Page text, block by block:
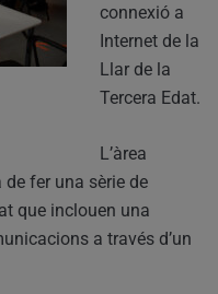
connexió a
Internet de la
Llar de la
Tercera Edat.
L’àrea
de fer una sèrie de
que inclouen una
a través d’un